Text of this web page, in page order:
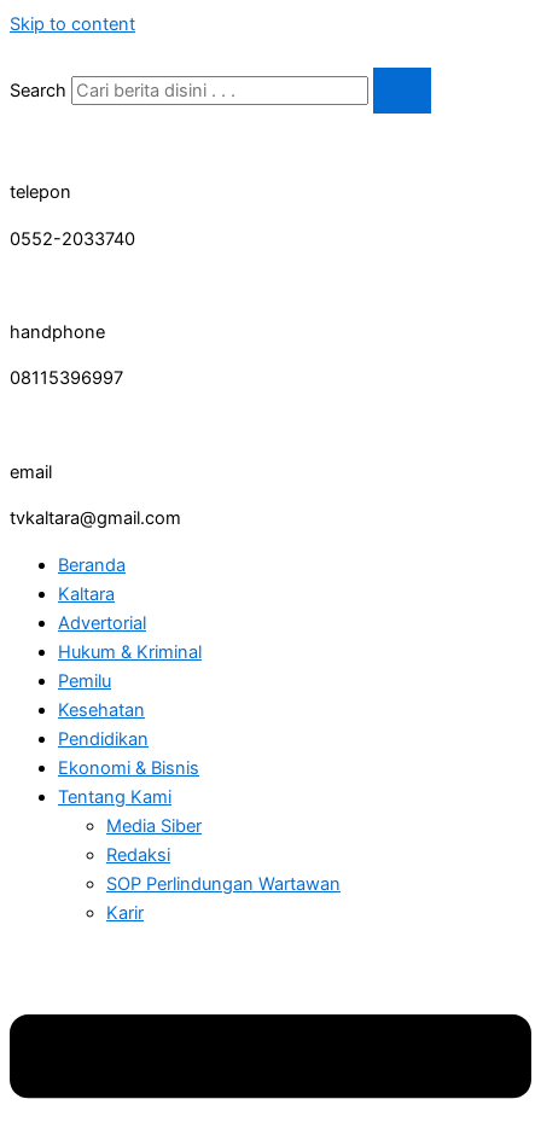
Skip to content
Search
telepon
0552-2033740
handphone
08115396997
email
tvkaltara@gmail.com
Beranda
Kaltara
Advertorial
Hukum & Kriminal
Pemilu
Kesehatan
Pendidikan
Ekonomi & Bisnis
Tentang Kami
Media Siber
Redaksi
SOP Perlindungan Wartawan
Karir